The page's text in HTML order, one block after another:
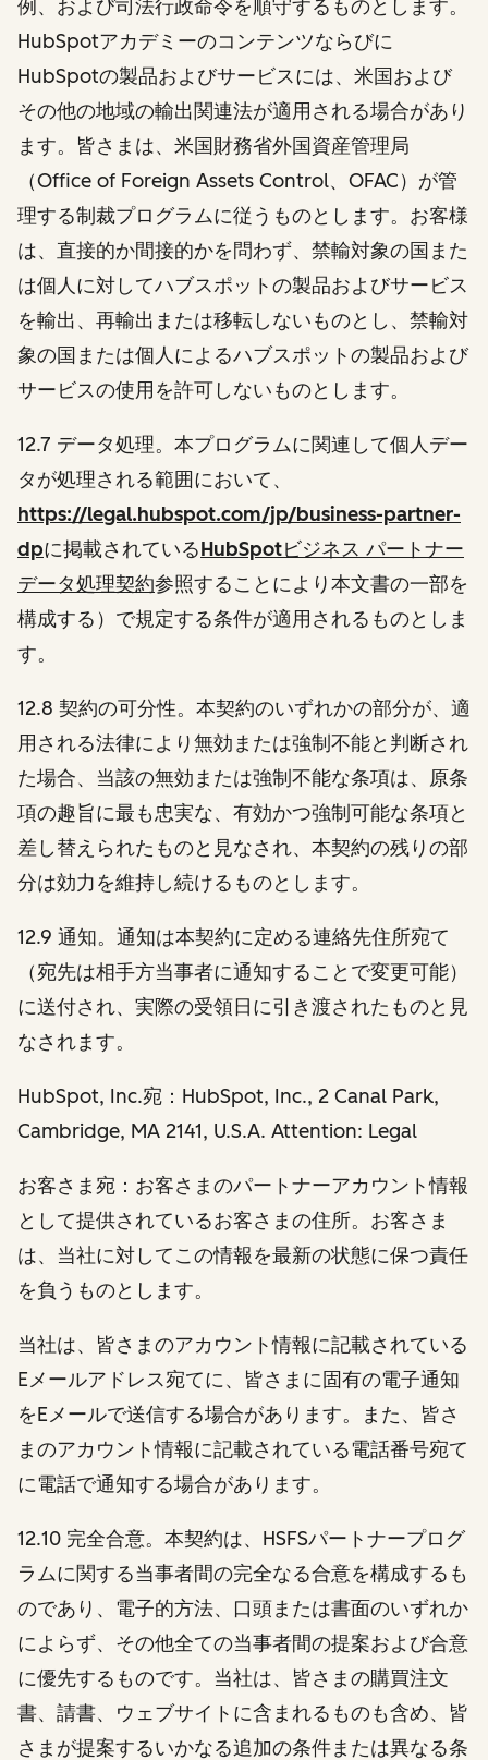
例、および司法行政命令を順守するものとします。
HubSpotアカデミーのコンテンツならびに
HubSpotの製品およびサービスには、米国および
その他の地域の輸出関連法が適用される場合があり
ます。皆さまは、米国財務省外国資産管理局
（Office of Foreign Assets Control、OFAC）が管
理する制裁プログラムに従うものとします。お客様
は、直接的か間接的かを問わず、禁輸対象の国また
は個人に対してハブスポットの製品およびサービス
を輸出、再輸出または移転しないものとし、禁輸対
象の国または個人によるハブスポットの製品および
サービスの使用を許可しないものとします。
12.7 データ処理。 本プログラムに関連して個人デー
タが処理される範囲において、
https://legal.hubspot.com/jp/business-partner-
dpに掲載されているHubSpotビジネス パートナー
データ処理契約参照することにより本文書の一部を
構成する）で規定する条件が適用されるものとしま
す。
12.8 契約の可分性。 本契約のいずれかの部分が、適
用される法律により無効または強制不能と判断され
た場合、当該の無効または強制不能な条項は、原条
項の趣旨に最も忠実な、有効かつ強制可能な条項と
差し替えられたものと見なされ、本契約の残りの部
分は効力を維持し続けるものとします。
12.9 通知。 通知は本契約に定める連絡先住所宛て
（宛先は相手方当事者に通知することで変更可能）
に送付され、実際の受領日に引き渡されたものと見
なされます。
HubSpot, Inc.宛：HubSpot, Inc., 2 Canal Park,
Cambridge, MA 2141, U.S.A. Attention: Legal
お客さま宛：お客さまのパートナーアカウント情報
として提供されているお客さまの住所。お客さま
は、当社に対してこの情報を最新の状態に保つ責任
を負うものとします。
当社は、皆さまのアカウント情報に記載されている
Eメールアドレス宛てに、皆さまに固有の電子通知
をEメールで送信する場合があります。また、皆さ
まのアカウント情報に記載されている電話番号宛て
に電話で通知する場合があります。
12.10 完全合意。 本契約は、HSFSパートナープログ
ラムに関する当事者間の完全なる合意を構成するも
のであり、電子的方法、口頭または書面のいずれか
によらず、その他全ての当事者間の提案および合意
に優先するものです。当社は、皆さまの購買注文
書、請書、ウェブサイトに含まれるものも含め、皆
さまが提案するいかなる追加の条件または異なる条